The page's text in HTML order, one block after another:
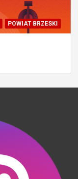
POWIAT BRZESKI